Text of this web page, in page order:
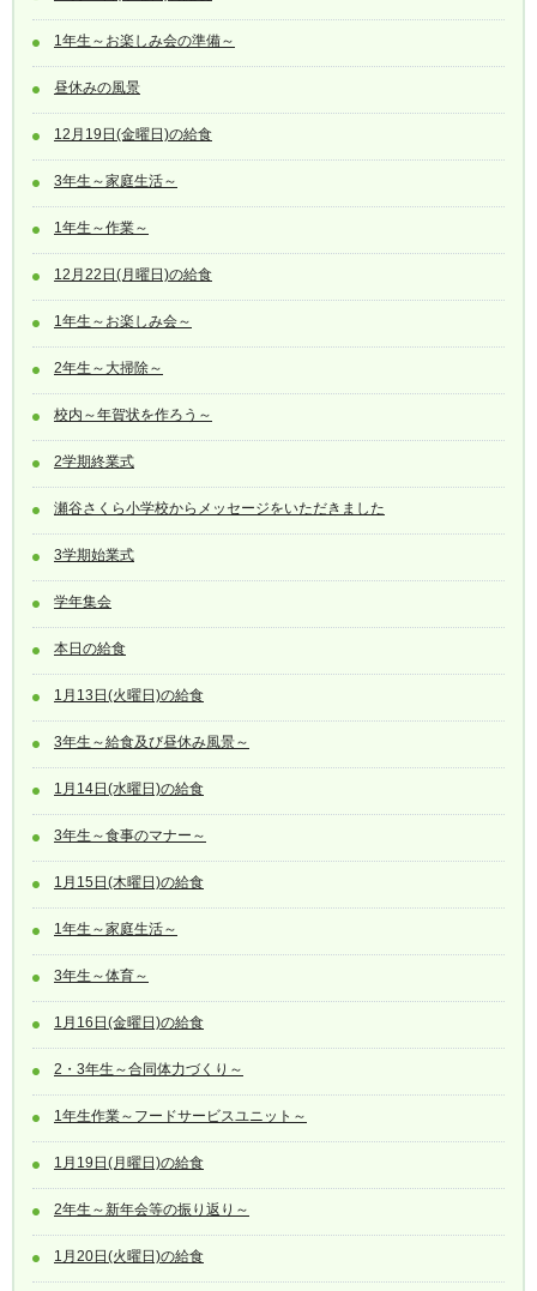
1年生～お楽しみ会の準備～
昼休みの風景
12月19日(金曜日)の給食
3年生～家庭生活～
1年生～作業～
12月22日(月曜日)の給食
1年生～お楽しみ会～
2年生～大掃除～
校内～年賀状を作ろう～
2学期終業式
瀬谷さくら小学校からメッセージをいただきました
3学期始業式
学年集会
本日の給食
1月13日(火曜日)の給食
3年生～給食及び昼休み風景～
1月14日(水曜日)の給食
3年生～食事のマナー～
1月15日(木曜日)の給食
1年生～家庭生活～
3年生～体育～
1月16日(金曜日)の給食
2・3年生～合同体力づくり～
1年生作業～フードサービスユニット～
1月19日(月曜日)の給食
2年生～新年会等の振り返り～
1月20日(火曜日)の給食